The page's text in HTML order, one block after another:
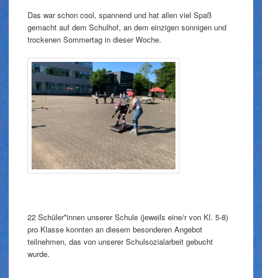
Das war schon cool, spannend und hat allen viel Spaß
gemacht auf dem Schulhof, an dem einzigen sonnigen und
trockenen Sommertag in dieser Woche.
22 Schüler*innen unserer Schule (jeweils eine/r von Kl. 5-8)
pro Klasse konnten an diesem besonderen Angebot
teilnehmen, das von unserer Schulsozialarbeit gebucht
wurde.